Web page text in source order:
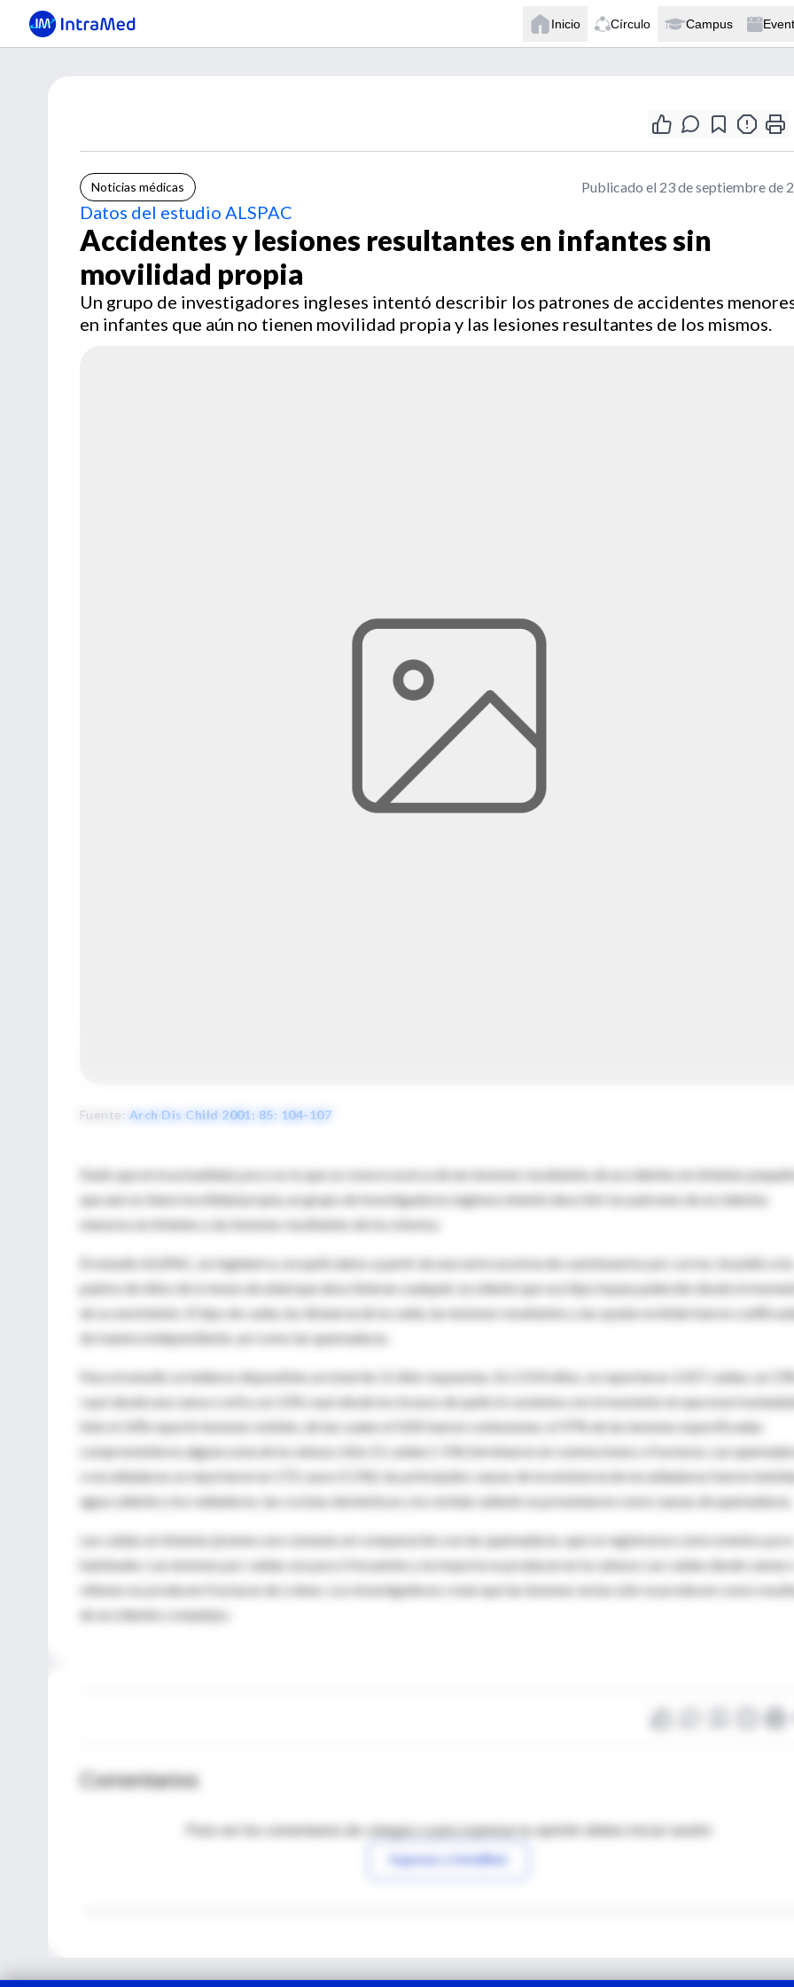
Inicio Círculo Campus
Noticias médicas Publicado el 23 de septiembre de
Datos del estudio ALSPAC
Accidentes y lesiones resultantes en infantes sin
movilidad propia
Un grupo de investigadores ingleses intentó describir los patrones de accidentes
en infantes que aún no tienen movilidad propia y las lesiones resultantes de los mismos.
Fuente: Arch Dis Child 2001; 85: 104-107
Dado que en la actualidad, poco es lo que se conoce acerca de las lesiones resultantes de accidentes en infantes
que aún no tiene movilidad propia, un grupo de investigadores ingleses intentó describir los patrones de accidentes
menores en infantes y las lesiones resultantes de los mismos.
El estudio ALSPAC, en Inglaterra, recopiló datos a partir de una serie sucesiva de cuestionarios por correo. Se pidió a
padres de niños de 6 meses de edad que describieran cualquier accidente que sus hijos hayan padecido desde el
de su nacimiento. El tipo de caída, las distancia de la caída, las lesiones resultantes y las ayuda recibida fueron
de manera independiente, así como las quemaduras.
Para el estudio se hallaron disponibles un total de 11.466 respuestas. En 2.554 niños, se reportaron 3.357 caídas; un
cayó desde una cama o sofá y un 12% cayó desde los brazos de quién lo sostenía o en el momento en que eran
Sólo el 14% reportó lesiones visibles, de las cuales el 56% fueron contusiones; el 97% de las lesiones especificadas
comprometieron alguna zona de la cabeza. Sólo 21 caídas (>1%) terminaron en conmociones o fracturas. Las
o escaldaduras se reportaron en 172 casos (1.5%); las principales causas de la existencia de escaldaduras fueron
agua caliente y los radiadores, las cocinas domésticas y la comida caliente se presentaron como causas de
Las caídas en infantes jóvenes son comunes en comparación con las quemaduras, que se registraron como eventos
habituales. Las lesiones por caídas son poco frecuentes y la mayoría se producen en la cabeza. Las caídas desde camas
sillones no producen fracturas de cráneo. Los investigadores creen que las lesiones serias sólo se producen como
de accidentes complejos.
Comentarios
Para ver los comentarios de colegas o para expresar tu opinión debes iniciar sesión
Ingresar a IntraMed